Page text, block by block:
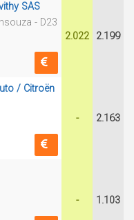
SAS
- D23
2.022 2.199
/ Citroën
- 2.163
- 1.103